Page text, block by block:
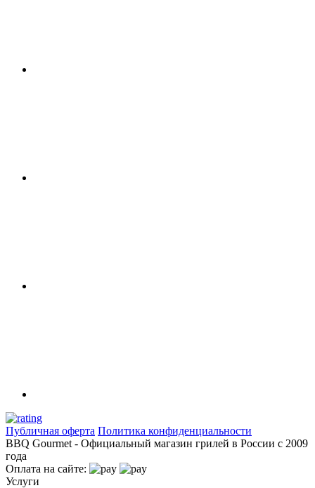
Публичная оферта Политика конфиденциальности
BBQ Gourmet - Официальный магазин грилей в России с 2009
года
Оплата на сайте:
Услуги